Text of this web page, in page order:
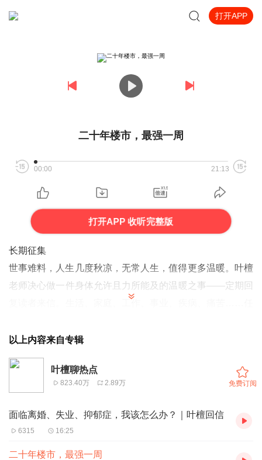
打开APP
二十年楼市，最强一周
00:00 21:13
打开APP 收听完整版
长期征集
世事难料，人生几度秋凉，无常人生，值得更多温暖。叶檀
老师决心做一件身体允许且力所能及的温暖之事——定期回
yetanbusiness@163.com，或者在公众号长留言，更多归
属可在公众号菜单栏寻找。温暖一个是一个，一起好好的活
文/叶檀财经团队
三个月一次的复查时间又到了，每一次都有点忐忑。
心态发生了变化，以前头晕或者肩膀痛不过是觉得看书看多
以上内容来自专辑
叶檀聊热点
823.40万 2.89万 免费订阅
面临离婚、失业、抑郁症，我该怎么办？｜叶檀回信
6315 16:25
二十年楼市，最强一周